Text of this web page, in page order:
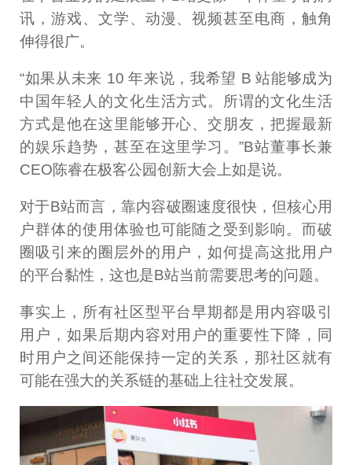
讯，游戏、文学、动漫、视频甚至电商，触角
伸得很广。
“如果从未来 10 年来说，我希望 B 站能够成为
中国年轻人的文化生活方式。所谓的文化生活
方式是他在这里能够开心、交朋友，把握最新
的娱乐趋势，甚至在这里学习。”B站董事长兼
CEO陈睿在极客公园创新大会上如是说。
对于B站而言，靠内容破圈速度很快，但核心用
户群体的使用体验也可能随之受到影响。而破
圈吸引来的圈层外的用户，如何提高这批用户
的平台黏性，这也是B站当前需要思考的问题。
事实上，所有社区型平台早期都是用内容吸引
用户，如果后期内容对用户的重要性下降，同
时用户之间还能保持一定的关系，那社区就有
可能在强大的关系链的基础上往社交发展。